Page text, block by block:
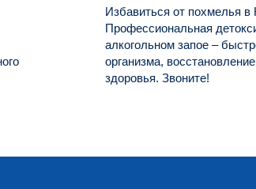
Избавиться от похмелья в
Профессиональная
алкогольном запое –
организма,
здоровья. Звоните!